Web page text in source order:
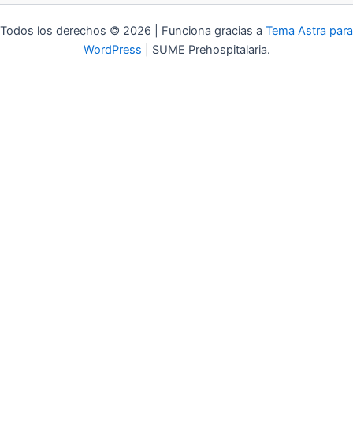
Todos los derechos © 2026 | Funciona gracias a Tema Astra para
WordPress | SUME Prehospitalaria.